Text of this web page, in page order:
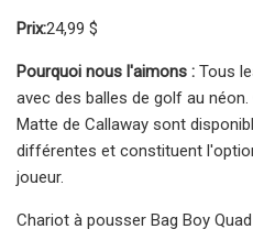
Prix:24,99 $
Pourquoi nous l'aimons : Tous
avec des balles de golf au
Matte de Callaway sont
différentes et constituent
joueur.
Chariot à pousser Bag Boy